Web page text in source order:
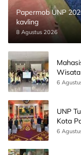
Papermob UNP
kavling
8 Agustus 2026
6
UNP
Kota
CEO
6